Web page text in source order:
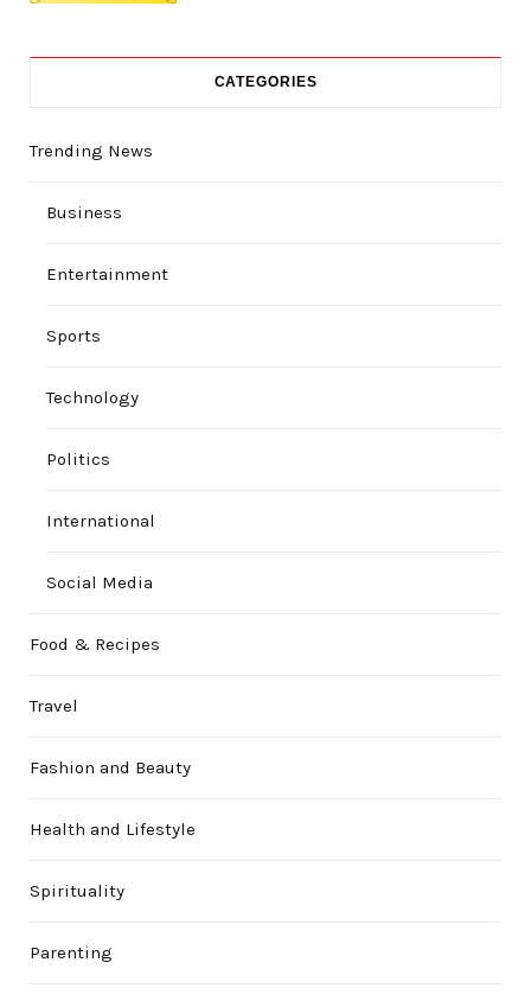
CATEGORIES
Trending News
Business
Entertainment
Sports
Technology
Politics
International
Social Media
Food & Recipes
Travel
Fashion and Beauty
Health and Lifestyle
Spirituality
Parenting